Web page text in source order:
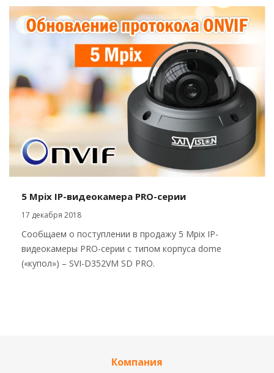
5 Mpix IP-видеокамера PRO-серии
17 декабря 2018
Сообщаем о поступлении в продажу 5 Mpix IP-
видеокамеры PRO-серии с типом корпуса dome
(«купол») – SVI-D352VM SD PRO.
Компания